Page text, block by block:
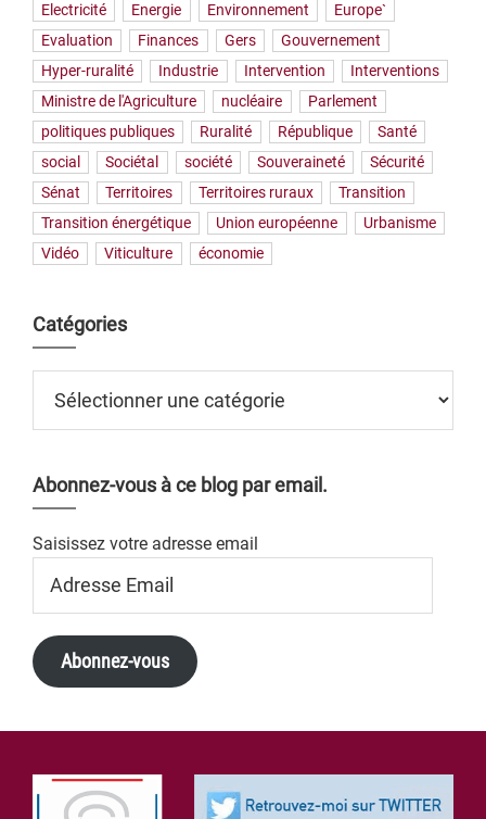
Electricité
Energie Environnement
Europe`
Evaluation
Finances Gers
Gouvernement
Hyper-ruralité
Industrie Intervention
Interventions
Ministre de l'Agriculture
nucléaire
Parlement
politiques publiques
Ruralité République
Santé
social
Sociétal société Souveraineté
Sécurité
Sénat
Territoires Territoires ruraux
Transition
Transition énergétique
Union européenne
Urbanisme
Vidéo
Viticulture économie
Catégories
Abonnez-vous à ce blog par email.
Saisissez votre adresse email
Email
Abonnez-vous
Footer